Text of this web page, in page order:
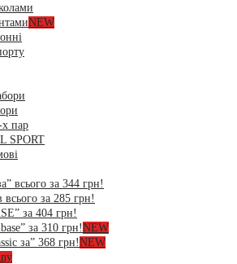
NEW
пар
SPORT
всього за 344 грн!
всього за 285 грн!
за 404 грн!
за 310 грн!NEW
за” 368 грн!NEW